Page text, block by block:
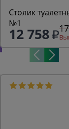
Столик
№1
12 758